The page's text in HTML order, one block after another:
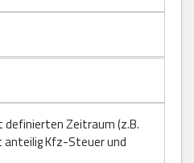
Zeitraum (z.B.
anteilig Kfz-Steuer und